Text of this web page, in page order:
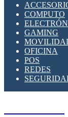
COMPUTO
GAMING
OFICINA
POS
REDES